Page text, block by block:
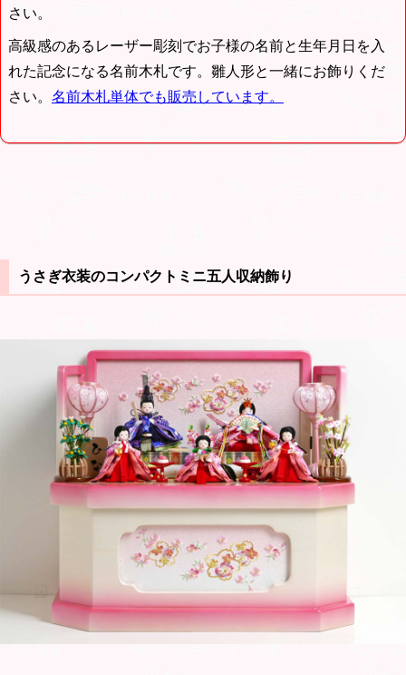
さい。
高級感のあるレーザー彫刻でお子様の名前と生年月日を入
れた記念になる名前木札です。雛人形と一緒にお飾りくだ
さい。 名前木札単体でも販売しています。
うさぎ衣装のコンパクトミニ五人収納飾り